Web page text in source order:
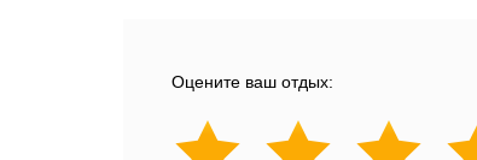
Оцените ваш отдых: